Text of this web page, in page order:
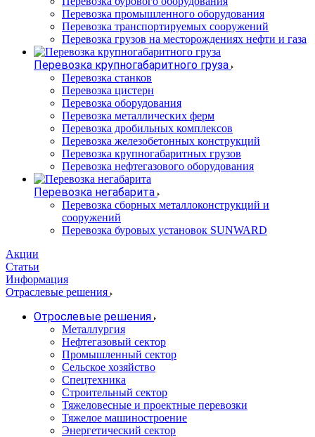
Перевозка промышленного оборудования
Перевозка транспортируемых сооружений
Перевозка грузов на месторождениях нефти и газа
Перевозка крупногабаритного груза
Перевозка станков
Перевозка цистерн
Перевозка оборудования
Перевозка металлических ферм
Перевозка дробильных комплексов
Перевозка железобетонных конструкций
Перевозка крупногабаритных грузов
Перевозка нефтегазового оборудования
Перевозка негабарита
Перевозка сборных металлоконструкций и
сооружений
Перевозка буровых установок SUNWARD
Акции
Статьи
Информация
Отраслевые решения
Отрослевые решения
Металлургия
Нефтегазовый сектор
Промышленный сектор
Сельское хозяйство
Спецтехника
Строительный сектор
Тяжеловесные и проектные перевозки
Тяжелое машиностроение
Энергетический сектор